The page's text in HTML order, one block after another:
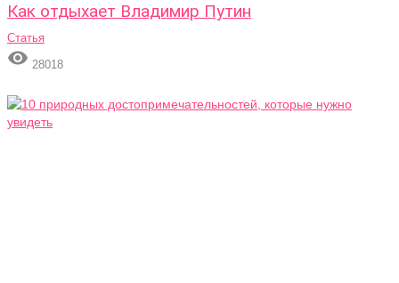
Как отдыхает Владимир Путин
Статья
 28018